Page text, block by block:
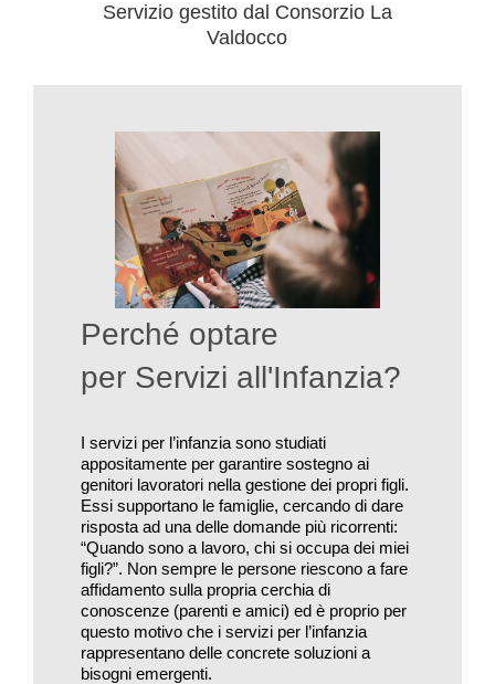
Servizio gestito dal Consorzio La
Valdocco
Perché optare
per Servizi all'Infanzia?
I servizi per l’infanzia sono studiati
appositamente per garantire sostegno ai
genitori lavoratori nella gestione dei propri figli.
Essi supportano le famiglie, cercando di dare
risposta ad una delle domande più ricorrenti:
“Quando sono a lavoro, chi si occupa dei miei
figli?”. Non sempre le persone riescono a fare
affidamento sulla propria cerchia di
conoscenze (parenti e amici) ed è proprio per
questo motivo che i servizi per l’infanzia
rappresentano delle concrete soluzioni a
bisogni emergenti.